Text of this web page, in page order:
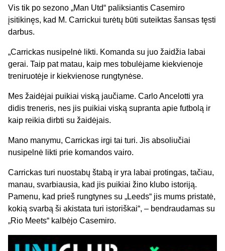
Vis tik po sezono „Man Utd“ paliksiantis Casemiro
įsitikinęs, kad M. Carrickui turėtų būti suteiktas šansas tęsti
darbus.
„Carrickas nusipelnė likti. Komanda su juo žaidžia labai
gerai. Taip pat matau, kaip mes tobulėjame kiekvienoje
treniruotėje ir kiekvienose rungtynėse.
Mes žaidėjai puikiai viską jaučiame. Carlo Ancelotti yra
didis treneris, nes jis puikiai viską supranta apie futbolą ir
kaip reikia dirbti su žaidėjais.
Mano manymu, Carrickas irgi tai turi. Jis absoliučiai
nusipelnė likti prie komandos vairo.
Carrickas turi nuostabų štabą ir yra labai protingas, tačiau,
manau, svarbiausia, kad jis puikiai žino klubo istoriją.
Pamenu, kad prieš rungtynes su „Leeds“ jis mums pristatė,
kokią svarbą ši akistata turi istoriškai“, – bendraudamas su
„Rio Meets“ kalbėjo Casemiro.